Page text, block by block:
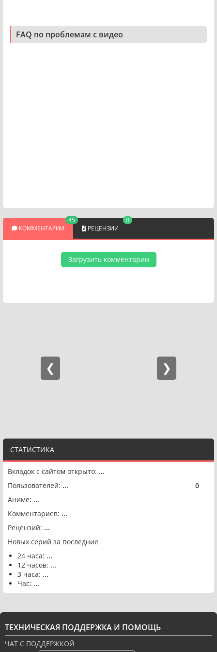
СТАТИСТИКА
Вкладок с сайтом открыто: ...
Пользователей: ... 0
Аниме: ...
Комментариев: ...
Рецензий: ...
Новых серий за последние
24 часа: ...
12 часов: ...
3 часа: ...
Час: ...
FAQ по проблемам с видео
КОММЕНТАРИИ
45
РЕЦЕНЗИИ
0
Загрузить комментарии
ТЕХНИЧЕСКАЯ ПОДДЕРЖКА И ПОМОЩЬ
ЧАТ С ПОДДЕРЖКОЙ